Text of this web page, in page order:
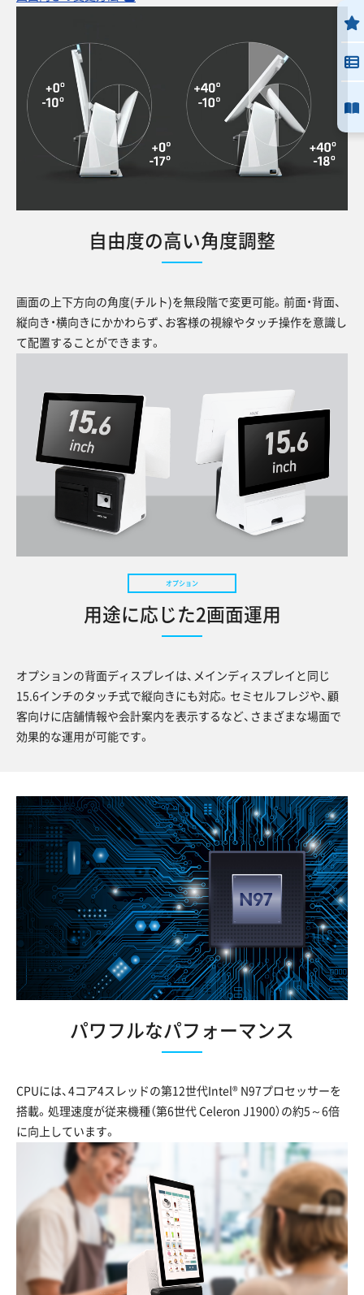
自由度の高い角度調整
画面の上下方向の角度(チルト)を無段階で変更可能。前面・背面、
縦向き・横向きにかかわらず、お客様の視線やタッチ操作を意識し
て配置することができます。
用途に応じた2画面運用
オプションの背面ディスプレイは、メインディスプレイと同じ
15.6インチのタッチ式で縦向きにも対応。セミセルフレジや、顧
客向けに店舗情報や会計案内を表示するなど、さまざまな場面で
効果的な運用が可能です。
パワフルなパフォーマンス
CPUには、4コア4スレッドの第12世代Intel® N97プロセッサーを
搭載。処理速度が従来機種（第6世代 Celeron J1900）の約5～6倍
に向上しています。